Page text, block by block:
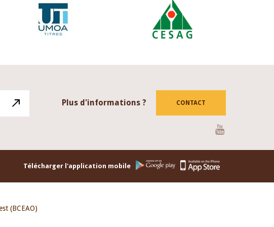
Plus d'informations ? CONTACT
Télécharger l'application mobile
(BCEAO)